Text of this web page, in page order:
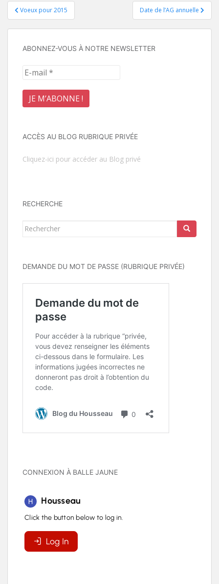
Navigation
de
l’article
Voeux pour 2015 Date de l’AG annuelle
ABONNEZ-VOUS À NOTRE NEWSLETTER
ACCÈS AU BLOG RUBRIQUE PRIVÉE
Cliquez-ici pour accéder au Blog privé
RECHERCHE
Rechercher...
DEMANDE DU MOT DE PASSE (RUBRIQUE PRIVÉE)
CONNEXION À BALLE JAUNE